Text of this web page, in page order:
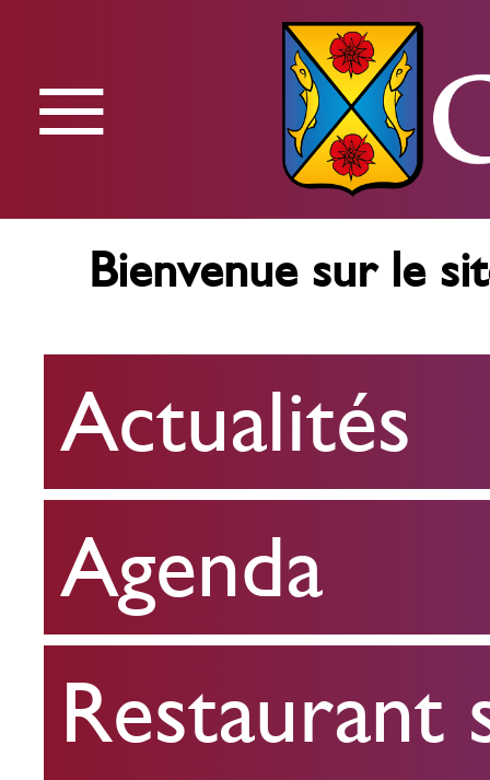
Menu
Actualités
Agenda
Restaurant
scolaire
Restaurant
≡
Bienvenue sur le
Actualités
Agenda
Restaurant